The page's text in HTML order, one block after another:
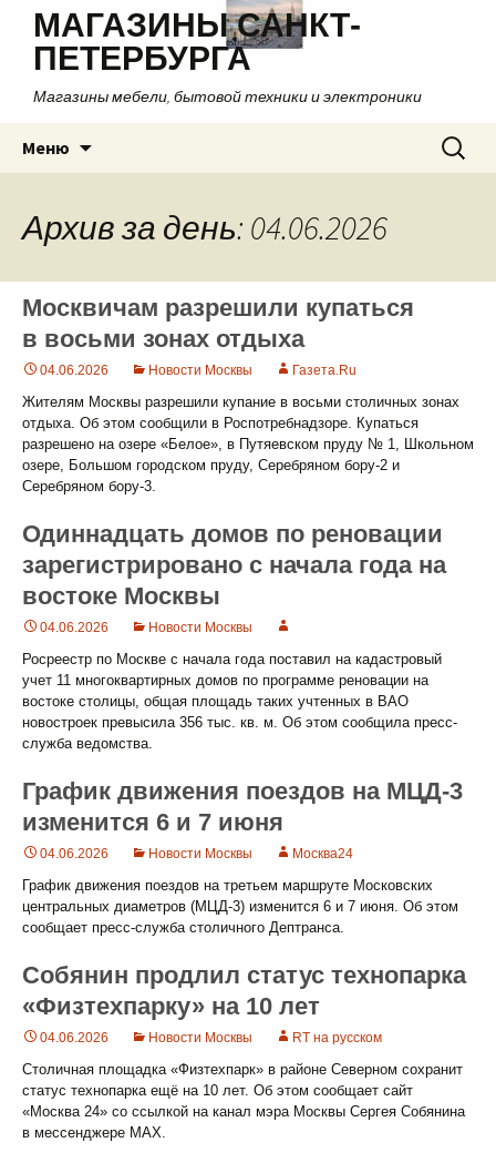
МАГАЗИНЫ САНКТ-
ПЕТЕРБУРГА
Магазины мебели, бытовой техники и электроники
Меню
содержимому
Найти:
Архив за день: 04.06.2026
Москвичам разрешили купаться
в восьми зонах отдыха
04.06.2026 Новости Москвы Газета.Ru
Жителям Москвы разрешили купание в восьми столичных зонах
отдыха. Об этом сообщили в Роспотребнадзоре. Купаться
разрешено на озере «Белое», в Путяевском пруду № 1, Школьном
озере, Большом городском пруду, Серебряном бору-2 и
Серебряном бору-3.
Одиннадцать домов по реновации
зарегистрировано с начала года на
востоке Москвы
04.06.2026 Новости Москвы
Росреестр по Москве с начала года поставил на кадастровый
учет 11 многоквартирных домов по программе реновации на
востоке столицы, общая площадь таких учтенных в ВАО
новостроек превысила 356 тыс. кв. м. Об этом сообщила пресс-
служба ведомства.
График движения поездов на МЦД-3
изменится 6 и 7 июня
04.06.2026 Новости Москвы Москва24
График движения поездов на третьем маршруте Московских
центральных диаметров (МЦД-3) изменится 6 и 7 июня. Об этом
сообщает пресс-служба столичного Дептранса.
Собянин продлил статус технопарка
«Физтехпарку» на 10 лет
04.06.2026 Новости Москвы RT на русском
Столичная площадка «Физтехпарк» в районе Северном сохранит
статус технопарка ещё на 10 лет. Об этом сообщает сайт
«Москва 24» со ссылкой на канал мэра Москвы Сергея Собянина
в мессенджере МАХ.